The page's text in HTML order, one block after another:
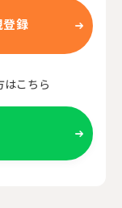
録
はこちら